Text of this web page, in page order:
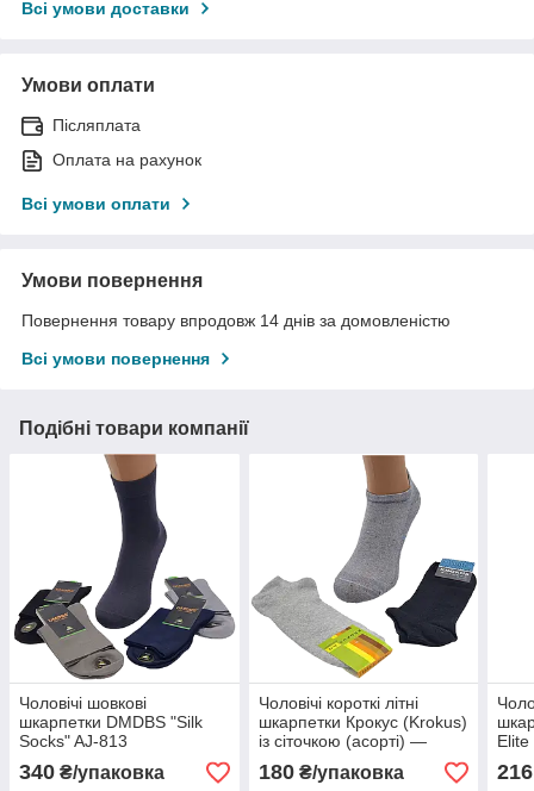
Всі умови доставки
Умови оплати
Післяплата
Оплата на рахунок
Всі умови оплати
Умови повернення
Повернення товару впродовж 14 днів за домовленістю
Всі умови повернення
Подібні товари компанії
Чоловічі шовкові
шкарпетки DMDBS "Silk
Socks" AJ-813
ароматизовані - 34 грн/
пара
340 ₴/упаковка
Чоловічі короткі літні
шкарпетки Крокус (Krokus)
із сіточкою (асорті) —
15.00 грн/пара
180₴/упаковка
Elite
216